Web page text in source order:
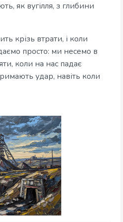
як вугілля, з глибини
крізь втрати, і коли
просто: ми несемо в
коли на нас падає
удар, навіть коли